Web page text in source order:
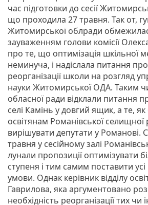
час підготовки до сесії
що проходила 27 травня. Так от,
Житомирської облради
зауваженням голови комісії
про те, що оптимізація шкільної
неминуча, і надіслала питання
реорганізації школи на розгляд
науки Житомирської ОДА. Таким
обласної ради відклали питання
селі Камінь у довгий ящик, а те, як
освітянам Романівської
вирішувати депутати у Романові.
травня у сесійному залі
лунали пропозиції оптимізувати
ступеня і тим самим поставити
умови. Однак керівник відділу
Гаврилова, яка аргументовано
необхідність реорганізації тих